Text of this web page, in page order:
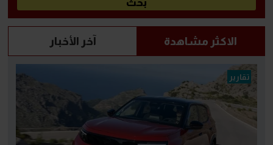
الاكثر مشاهدة آخر الأخبار
تقارير